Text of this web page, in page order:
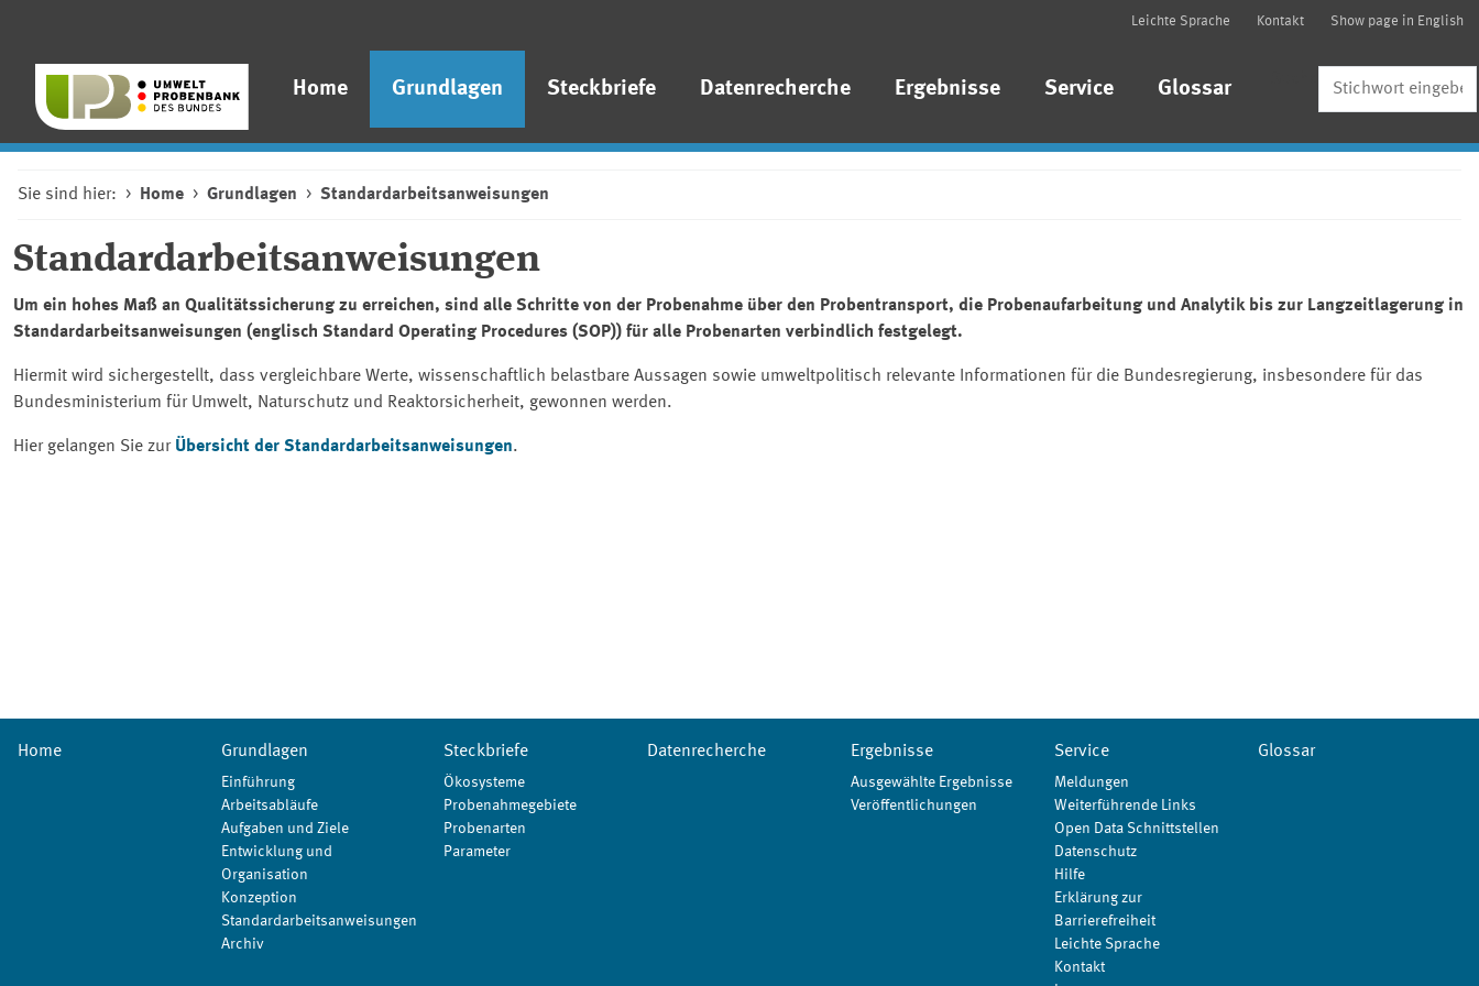
Leichte Sprache Kontakt Show page in English
Home Grundlagen Steckbriefe Datenrecherche Ergebnisse Service Glossar
Sie sind hier: Home Grundlagen Standardarbeitsanweisungen
Standardarbeitsanweisungen
Um ein hohes Maß an Qualitätssicherung zu erreichen, sind alle Schritte von der Probenahme über den Probentransport, die Probenaufarbeitung und Analytik bis zur Langzeitlagerung in
Standardarbeitsanweisungen (englisch Standard Operating Procedures (SOP)) für alle Probenarten verbindlich festgelegt.
Hiermit wird sichergestellt, dass vergleichbare Werte, wissenschaftlich belastbare Aussagen sowie umweltpolitisch relevante Informationen für die Bundesregierung, insbesondere für das
Bundesministerium für Umwelt, Naturschutz und Reaktorsicherheit, gewonnen werden.
Hier gelangen Sie zur Übersicht der Standardarbeitsanweisungen.
Home Grundlagen
Einführung
Arbeitsabläufe
Aufgaben und Ziele
Entwicklung und
Organisation
Konzeption
Standardarbeitsanweisungen
Archiv
Steckbriefe
Ökosysteme
Probenahmegebiete
Probenarten
Parameter
Datenrecherche Ergebnisse
Ausgewählte Ergebnisse
Veröffentlichungen
Service
Meldungen
Weiterführende Links
Open Data Schnittstellen
Datenschutz
Hilfe
Erklärung zur
Barrierefreiheit
Leichte Sprache
Kontakt
Glossar